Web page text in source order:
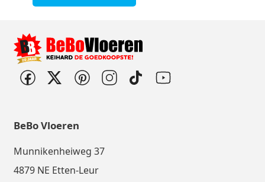
BeBo Vloeren
Munnikenheiweg 37
4879 NE Etten-Leur